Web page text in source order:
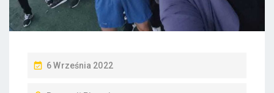
P
6 Września 2022